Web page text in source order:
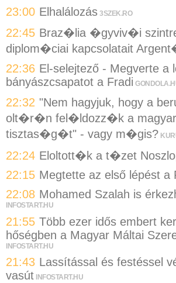
23:00 Elhalálozás 3SZEK.RO
22:45 Braz�lia �gyviv�i
diplom�ciai kapcsolatait
22:36 El-selejtező - Megverte a
bányászcsapatot a Fradi
22:32 "Nem hagyjuk, hogy a
olt�r�n fel�ldozz�k a
tisztas�g�t" - vagy m�gis?
22:24 Eloltott�k a t�zet
22:15 Megtette az első lépést a
22:08 Mohamed Szalah is
INFOSTART.HU
21:55 Több ezer idős embert
hőségben a Magyar Máltai
INFOSTART.HU
21:43 Lassítással és festéssel
vasút INFOSTART.HU